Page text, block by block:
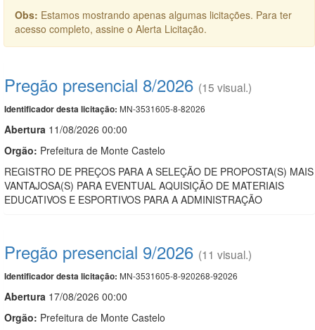
Obs: Estamos mostrando apenas algumas licitações. Para ter
acesso completo, assine o Alerta Licitação.
Pregão presencial 8/2026 (15 visual.)
Identificador desta licitação: MN-3531605-8-82026
Abertura 11/08/2026 00:00
Orgão: Prefeitura de Monte Castelo
REGISTRO DE PREÇOS PARA A SELEÇÃO DE PROPOSTA(S) MAIS
VANTAJOSA(S) PARA EVENTUAL AQUISIÇÃO DE MATERIAIS
EDUCATIVOS E ESPORTIVOS PARA A ADMINISTRAÇÃO
Pregão presencial 9/2026 (11 visual.)
Identificador desta licitação: MN-3531605-8-920268-92026
Abertura 17/08/2026 00:00
Orgão: Prefeitura de Monte Castelo